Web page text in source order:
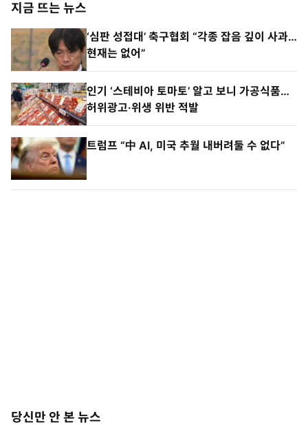
지금 뜨는 뉴스
‘심판 성접대’ 축구협회 “각종 잡음 깊이 사과…
현재는 없어”
인기 ‘스테비아 토마토’ 알고 보니 가공식품…
허위광고·위생 위반 적발
트럼프 “中 AI, 미국 추월 내버려둘 수 없다”
당신만 안 본 뉴스